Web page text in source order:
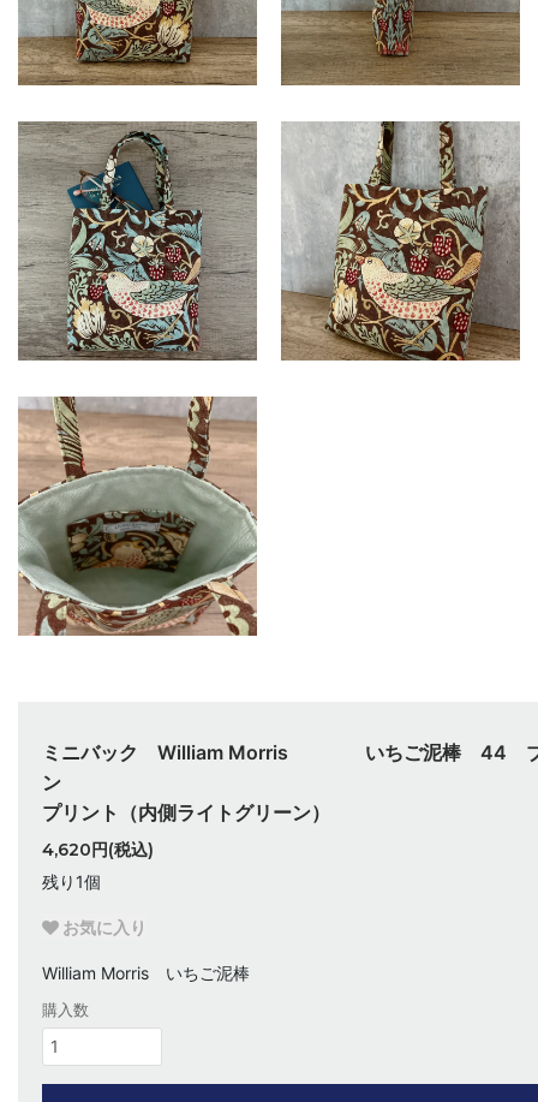
ミニバック William Morris いちご泥棒 44
プリント（内側ライトグリーン）
4,620円(税込)
残り1個
お気に入り
William Morris いちご泥棒
購入数